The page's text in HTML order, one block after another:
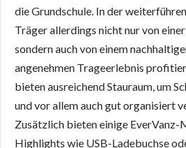
die Grundschule. In der
Träger allerdings nicht nur von
sondern auch von einem
angenehmen Trageerlebnis
bieten ausreichend Stauraum, um
und vor allem auch gut organisiert
Zusätzlich bieten einige EverVanz-
Highlights wie USB-Ladebuchse